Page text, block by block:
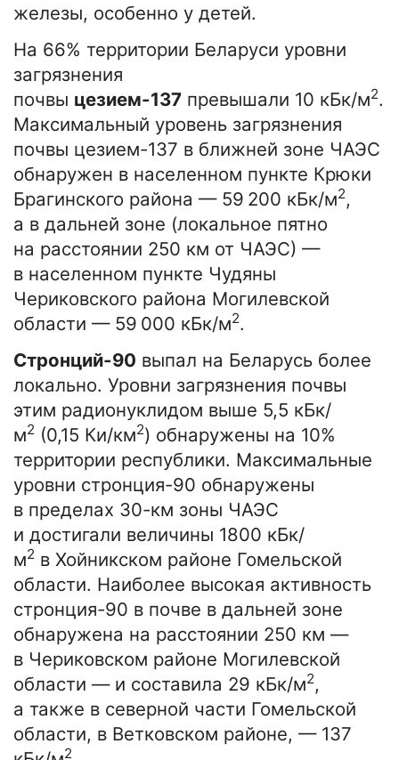
железы, особенно у детей.
На 66% территории Беларуси уровни
загрязнения
почвы цезием-137 превышали 10 кБк/м2.
Максимальный уровень загрязнения
почвы цезием-137 в ближней зоне ЧАЭС
обнаружен в населенном пункте Крюки
Брагинского района — 59 200 кБк/м2,
а в дальней зоне (локальное пятно
на расстоянии 250 км от ЧАЭС) —
в населенном пункте Чудяны
Чериковского района Могилевской
области — 59 000 кБк/м2.
Стронций-90 выпал на Беларусь более
локально. Уровни загрязнения почвы
этим радионуклидом выше 5,5 кБк/
м2 (0,15 Ки/км2) обнаружены на 10%
территории республики. Максимальные
уровни стронция-90 обнаружены
в пределах 30-км зоны ЧАЭС
и достигали величины 1800 кБк/
м2 в Хойникском районе Гомельской
области. Наиболее высокая активность
стронция-90 в почве в дальней зоне
обнаружена на расстоянии 250 км —
в Чериковском районе Могилевской
области — и составила 29 кБк/м2,
а также в северной части Гомельской
области, в Ветковском районе, — 137
2